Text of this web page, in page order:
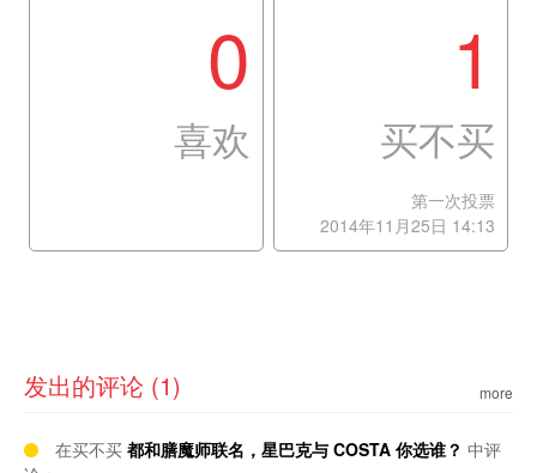
0
喜欢
1
买不买
第一次投票
2014年11月25日 14:13
发出的评论 (1) more
在买不买 都和膳魔师联名，星巴克与 COSTA 你选谁？ 中评